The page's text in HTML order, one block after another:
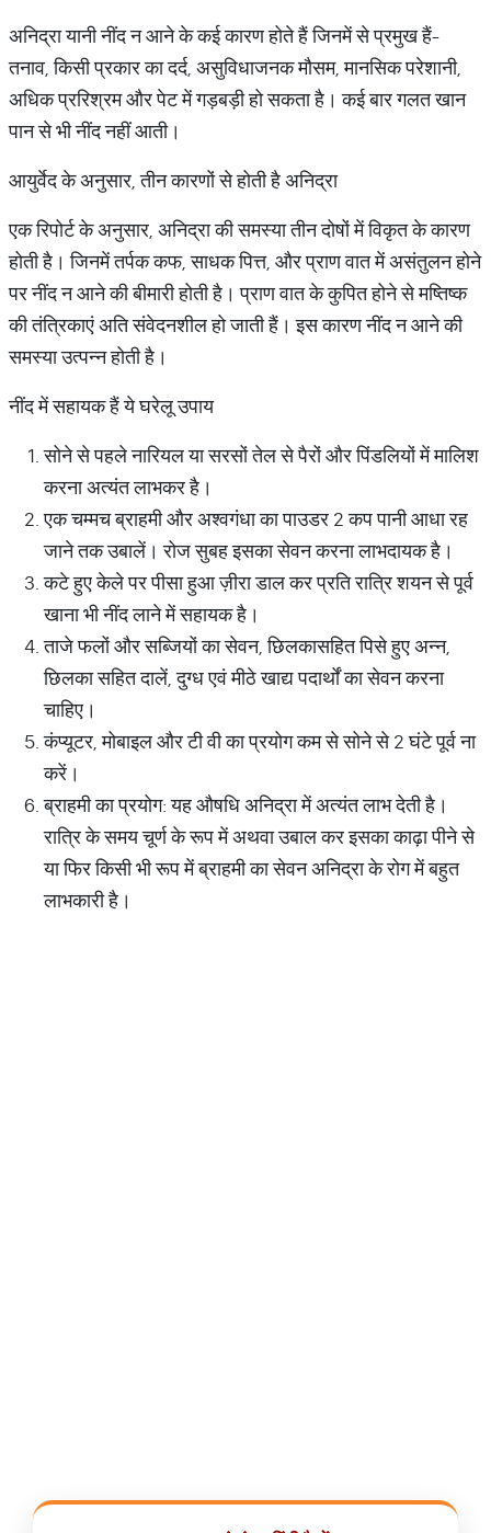
अनिद्रा यानी नींद न आने के कई कारण होते हैं जिनमें से प्रमुख हैं-
तनाव, किसी प्रकार का दर्द, असुविधाजनक मौसम, मानसिक परेशानी,
अधिक प्ररिश्रम और पेट में गड़बड़ी हो सकता है। कई बार गलत खान
पान से भी नींद नहीं आती।
आयुर्वेद के अनुसार, तीन कारणों से होती है अनिद्रा
एक रिपोर्ट के अनुसार, अनिद्रा की समस्या तीन दोषों में विकृत के कारण
होती है। जिनमें तर्पक कफ, साधक पित्त, और प्राण वात में असंतुलन होने
पर नींद न आने की बीमारी होती है। प्राण वात के कुपित होने से मष्तिष्क
की तंत्रिकाएं अति संवेदनशील हो जाती हैं। इस कारण नींद न आने की
समस्या उत्पन्न होती है।
नींद में सहायक हैं ये घरेलू उपाय
सोने से पहले नारियल या सरसों तेल से पैरों और पिंडलियों में मालिश
करना अत्यंत लाभकर है।
एक चम्मच ब्राहमी और अश्वगंधा का पाउडर 2 कप पानी आधा रह
जाने तक उबालें। रोज सुबह इसका सेवन करना लाभदायक है।
कटे हुए केले पर पीसा हुआ ज़ीरा डाल कर प्रति रात्रि शयन से पूर्व
खाना भी नींद लाने में सहायक है।
ताजे फलों और सब्जियों का सेवन, छिलकासहित पिसे हुए अन्न,
छिलका सहित दालें, दुग्ध एवं मीठे खाद्य पदार्थों का सेवन करना
चाहिए।
कंप्यूटर, मोबाइल और टी वी का प्रयोग कम से सोने से 2 घंटे पूर्व ना
करें।
ब्राहमी का प्रयोग: यह औषधि अनिद्रा में अत्यंत लाभ देती है।
रात्रि के समय चूर्ण के रूप में अथवा उबाल कर इसका काढ़ा पीने से
या फिर किसी भी रूप में ब्राहमी का सेवन अनिद्रा के रोग में बहुत
लाभकारी है।